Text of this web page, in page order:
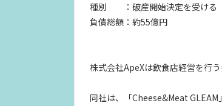
種別 ：破産開始決定を受ける
負債総額：約55億円
株式会社ApeXは飲食店経営を行
同社は、「Cheese&Meat